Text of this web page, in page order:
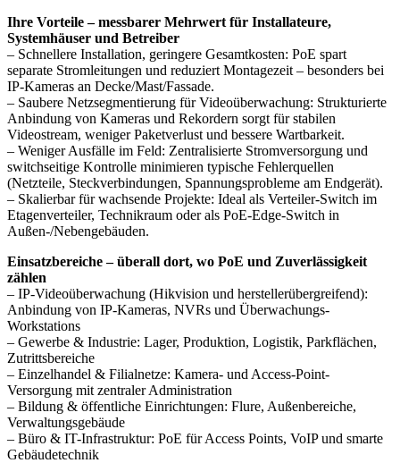
Ihre Vorteile – messbarer Mehrwert für Installateure,
Systemhäuser und Betreiber
– Schnellere Installation, geringere Gesamtkosten: PoE spart
separate Stromleitungen und reduziert Montagezeit – besonders bei
IP-Kameras an Decke/Mast/Fassade.
– Saubere Netzsegmentierung für Videoüberwachung: Strukturierte
Anbindung von Kameras und Rekordern sorgt für stabilen
Videostream, weniger Paketverlust und bessere Wartbarkeit.
– Weniger Ausfälle im Feld: Zentralisierte Stromversorgung und
switchseitige Kontrolle minimieren typische Fehlerquellen
(Netzteile, Steckverbindungen, Spannungsprobleme am Endgerät).
– Skalierbar für wachsende Projekte: Ideal als Verteiler-Switch im
Etagenverteiler, Technikraum oder als PoE-Edge-Switch in
Außen-/Nebengebäuden.
Einsatzbereiche – überall dort, wo PoE und Zuverlässigkeit
zählen
– IP-Videoüberwachung (Hikvision und herstellerübergreifend):
Anbindung von IP-Kameras, NVRs und Überwachungs-
Workstations
– Gewerbe & Industrie: Lager, Produktion, Logistik, Parkflächen,
Zutrittsbereiche
– Einzelhandel & Filialnetze: Kamera- und Access-Point-
Versorgung mit zentraler Administration
– Bildung & öffentliche Einrichtungen: Flure, Außenbereiche,
Verwaltungsgebäude
– Büro & IT-Infrastruktur: PoE für Access Points, VoIP und smarte
Gebäudetechnik